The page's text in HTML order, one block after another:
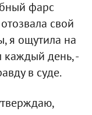
фарс
свой
я ощутила на
каждый день, -
в суде.